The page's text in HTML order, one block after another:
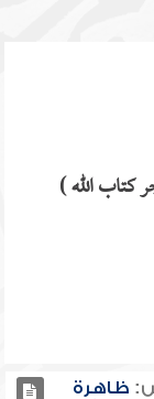
كتاب الله )
ظاهرة